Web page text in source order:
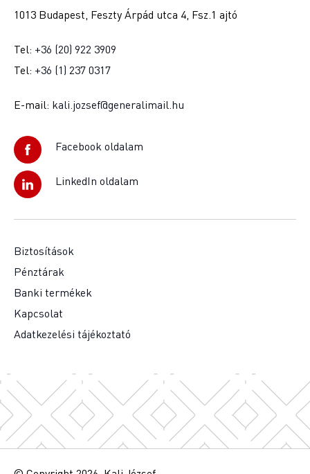
1013 Budapest, Feszty Árpád utca 4, Fsz.1 ajtó
Tel: +36 (20) 922 3909
Tel: +36 (1) 237 0317
E-mail: kali.jozsef@generalimail.hu
Facebook oldalam
LinkedIn oldalam
Biztosítások
Pénztárak
Banki termékek
Kapcsolat
Adatkezelési tájékoztató